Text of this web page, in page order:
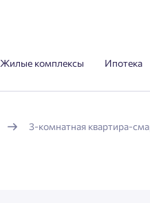
Жилые комплексы Ипотека
3-комнатная квартира-